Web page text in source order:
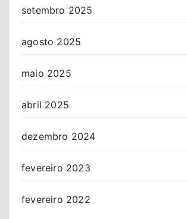
setembro 2025
agosto 2025
maio 2025
abril 2025
dezembro 2024
fevereiro 2023
fevereiro 2022